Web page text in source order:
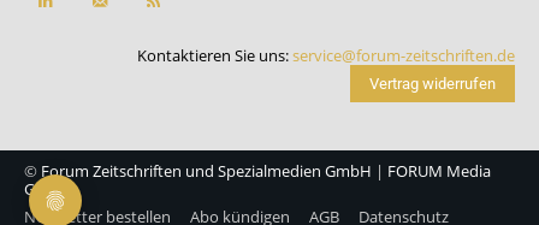
Kontaktieren Sie uns:service@forum-zeitschriften.de
Vertrag widerrufen
© Forum Zeitschriften und Spezialmedien GmbH | FORUM Media
Group
Newsletter bestellen
Abo kündigen AGB
Datenschutz